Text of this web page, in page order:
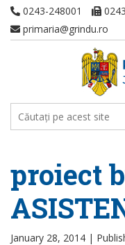
0243-248001
primaria@grindu.ro
proiect
January 28, 2014 |